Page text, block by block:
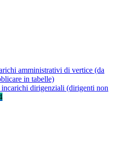
amministrativi di vertice (da
in tabelle)
dirigenziali (dirigenti non